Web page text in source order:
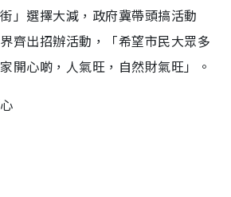
」選擇大減，政府冀帶頭搞活動
齊出招辦活動，「希望市民大眾多
開心啲，人氣旺，自然財氣旺」。